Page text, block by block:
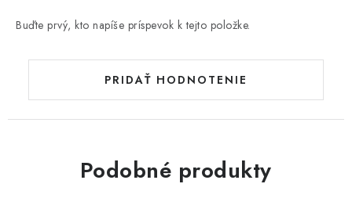
Buďte prvý, kto napíše príspevok k tejto položke.
PRIDAŤ HODNOTENIE
Podobné produkty